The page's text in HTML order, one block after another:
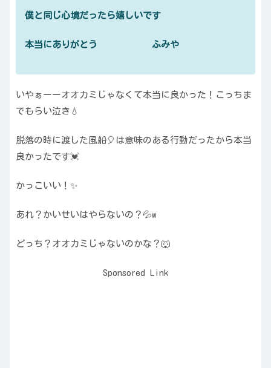
僕と同じ心境だったら嬉しいです
本当にありがとう ふみや
いやぁーーオオカミじゃなくて本当に良かった！こっちま
でもらい泣き💧
脱落の時に渡した風船🎈は意味のある行動だったから本当
良かったです💓
かっこいい！✨
あれ？かいせいはやらないの？💦w
どっち？オオカミじゃないのかな？🐺
Sponsored Link